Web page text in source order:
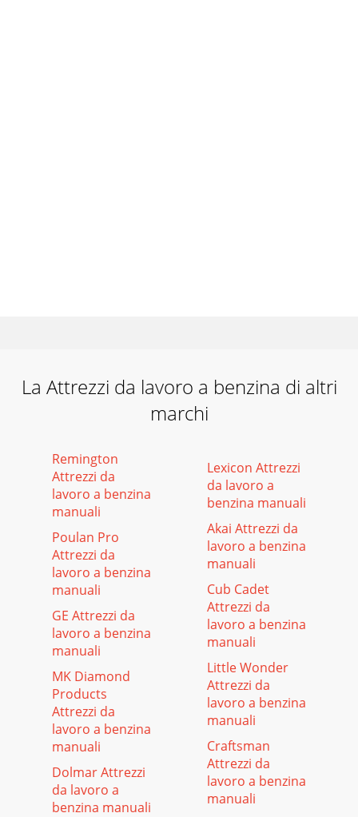
La Attrezzi da lavoro a benzina di altri
marchi
Remington
Attrezzi da
lavoro a benzina
manuali
Poulan Pro
Attrezzi da
lavoro a benzina
manuali
GE Attrezzi da
lavoro a benzina
manuali
MK Diamond
Products
Attrezzi da
lavoro a benzina
manuali
Dolmar Attrezzi
da lavoro a
benzina manuali
Lexicon Attrezzi
da lavoro a
benzina manuali
Akai Attrezzi da
lavoro a benzina
manuali
Cub Cadet
Attrezzi da
lavoro a benzina
manuali
Little Wonder
Attrezzi da
lavoro a benzina
manuali
Craftsman
Attrezzi da
lavoro a benzina
manuali